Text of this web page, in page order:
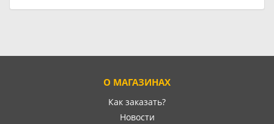
О МАГАЗИНАХ
Как заказать?
Новости